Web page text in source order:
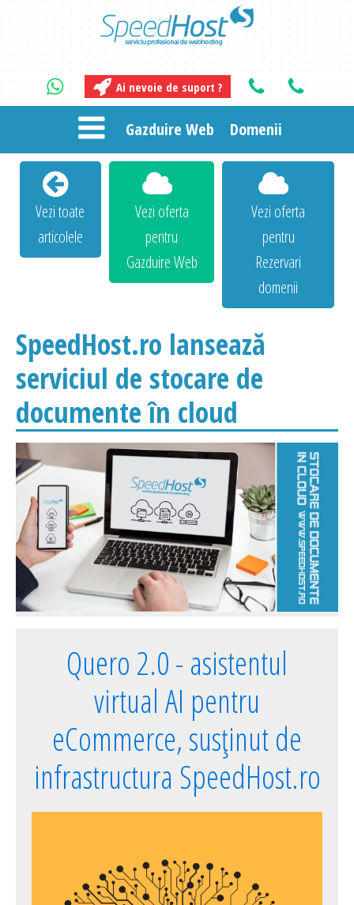
Ai nevoie de suport ?
Gazduire Web Domenii
Vezi toate
articolele
Vezi oferta
pentru
Gazduire Web
Vezi oferta
pentru
Rezervari
domenii
SpeedHost.ro lansează
serviciul de stocare de
documente în cloud
Quero 2.0 - asistentul
virtual AI pentru
eCommerce, susținut de
infrastructura SpeedHost.ro